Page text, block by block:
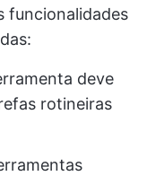
funcionalidades
deve
rotineiras